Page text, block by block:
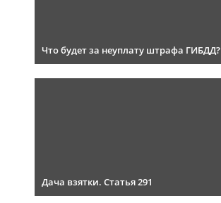
Что будет за неуплату штрафа ГИБДД?
Дача взятки. Статья 291